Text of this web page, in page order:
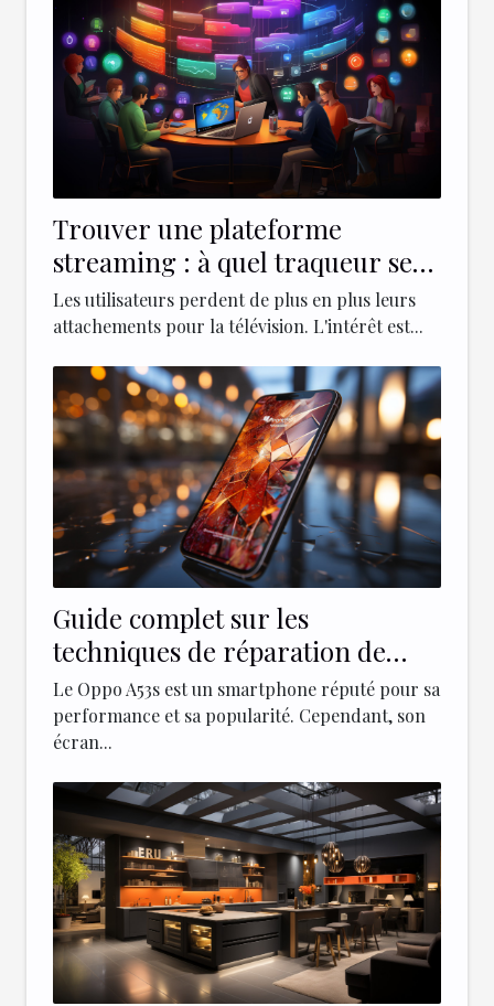
Trouver une plateforme
streaming : à quel traqueur se
référer ?
Les utilisateurs perdent de plus en plus leurs
attachements pour la télévision. L'intérêt est...
Guide complet sur les
techniques de réparation de
l'écran d’un Oppo A53s
Le Oppo A53s est un smartphone réputé pour sa
performance et sa popularité. Cependant, son
écran...